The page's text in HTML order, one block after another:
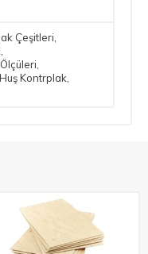
Çeşitleri
Kontrplak